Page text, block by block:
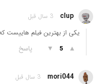
clup 3 سال قبل
یکی از بهترین فیلم هاییست
▲
5
▼ پاسخ
mori044 3 سال قبل